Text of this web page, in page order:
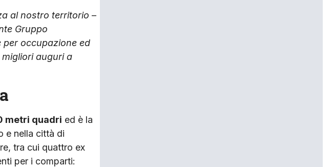
al nostro territorio –
Gruppo
per occupazione ed
auguri a
metri quadri ed è la
e nella città di
tra cui quattro ex
per i comparti: